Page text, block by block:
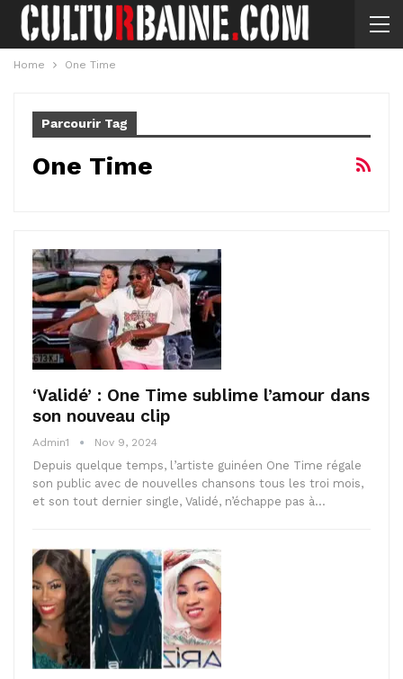
Home One Time
Parcourir Tag
One Time
‘Validé’ : One Time sublime l’amour dans
son nouveau clip
Admin1 Nov 9, 2024
Depuis quelque temps, l’artiste guinéen One Time régale
son public avec de nouvelles chansons tous les troi mois,
et son tout dernier single, Validé, n’échappe pas à…